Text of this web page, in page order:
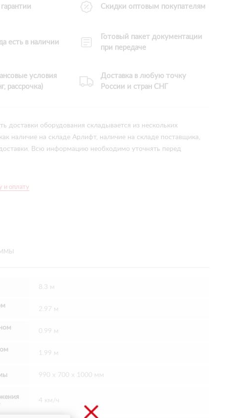
Скидки оптовым покупателям
есть в наличии
Готовый пакет документации
при передаче
условия
рассрочка)
Доставка в любую точку
России и стран СНГ
доставки оборудования складывается из нескольких
наличие на складе Арлифт, наличие на складе поставщика,
Всю информацию необходимо уточнять перед
и оплату
8.3 м
2.97 м
0.99 м
1.99 м
990 х 700 х 1000 мм
4 км/ч